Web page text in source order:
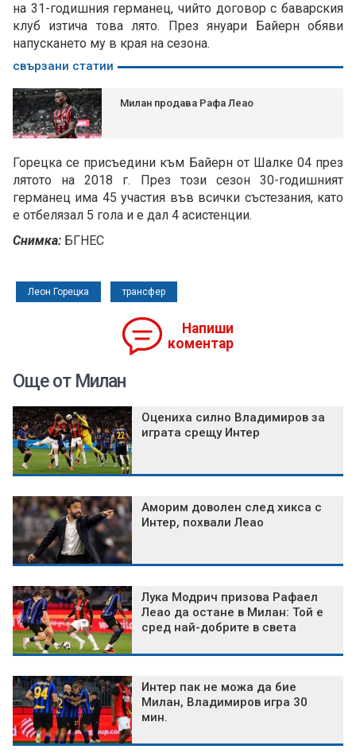
на 31-годишния германец, чийто договор с баварския
клуб изтича това лято. През януари Байерн обяви
напускането му в края на сезона.
свързани статии
Милан продава Рафа Леао
Горецка се присъедини към Байерн от Шалке 04 през
лятото на 2018 г. През този сезон 30-годишният
германец има 45 участия във всички състезания, като
е отбелязал 5 гола и е дал 4 асистенции.
Снимка: БГНЕС
Леон Горецка трансфер
Напиши
коментар
Още от Милан
Оцениха силно Владимиров за
играта срещу Интер
Аморим доволен след хикса с
Интер, похвали Леао
Лука Модрич призова Рафаел
Леао да остане в Милан: Той е
сред най-добрите в света
Интер пак не можа да бие
Милан, Владимиров игра 30
мин.